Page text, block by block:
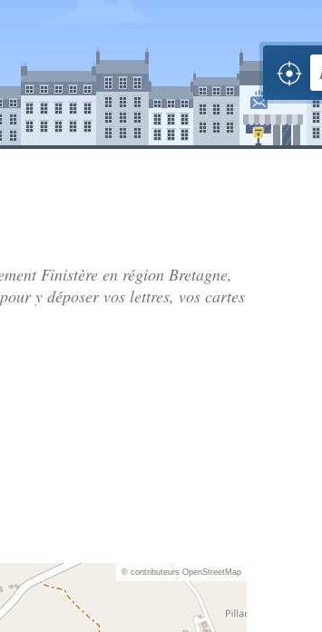
Finistère en région Bretagne,
y déposer vos lettres, vos cartes
© contributeurs OpenStreetMap